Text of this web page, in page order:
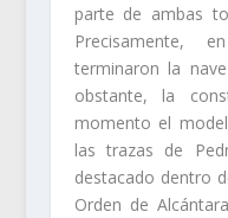
parte de ambas
Precisamente,
terminaron la
obstante, la
momento el
las trazas de
destacado dentro
Orden de